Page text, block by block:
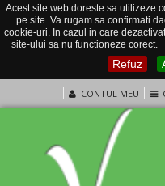
Acest site web doreste sa utilizeze
pe site. Va rugam sa confirmati
cookie-uri. In cazul in care
site-ului sa nu functioneze corect.
Refuz
CONTUL MEU